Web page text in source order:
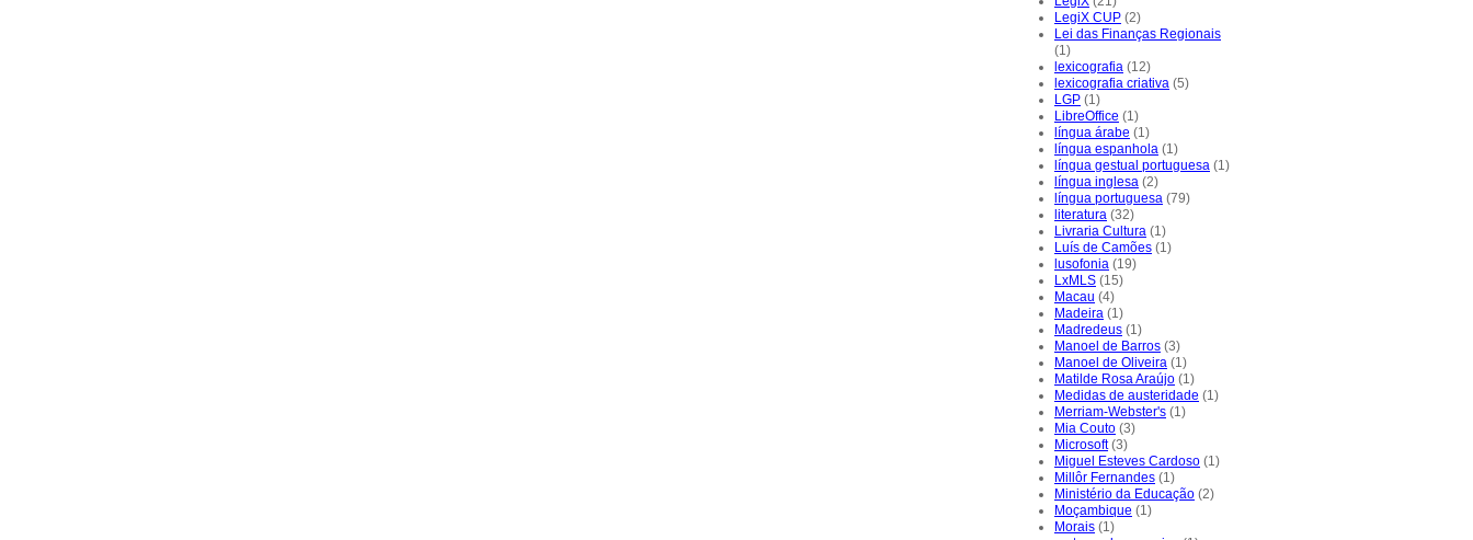
LegiX CUP (2)
Lei das Finanças Regionais
(1)
lexicografia (12)
lexicografia criativa (5)
LGP (1)
LibreOffice (1)
língua árabe (1)
língua espanhola (1)
língua gestual portuguesa (1)
língua inglesa (2)
língua portuguesa (79)
literatura (32)
Livraria Cultura (1)
Luís de Camões (1)
lusofonia (19)
LxMLS (15)
Macau (4)
Madeira (1)
Madredeus (1)
Manoel de Barros (3)
Manoel de Oliveira (1)
Matilde Rosa Araújo (1)
Medidas de austeridade (1)
Merriam-Webster's (1)
Mia Couto (3)
Microsoft (3)
Miguel Esteves Cardoso (1)
Millôr Fernandes (1)
Ministério da Educação (2)
Moçambique (1)
Morais (1)